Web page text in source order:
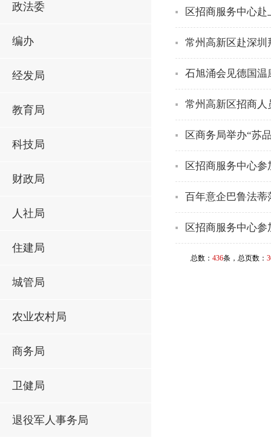
政法委
编办
经发局
教育局
科技局
财政局
人社局
住建局
城管局
农业农村局
商务局
卫健局
退役军人事务局
区招商服务中心赴
常州高新区赴深圳
石旭涌会见德国温
常州高新区招商人
区商务局举办“苏
区招商服务中心
百年意企巴鲁法蒂
区招商服务中心参
总数： 436条，总页数：